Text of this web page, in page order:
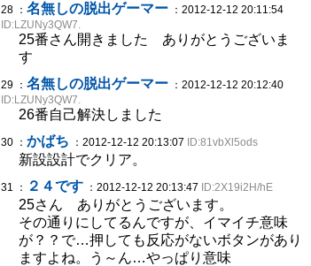
28 ： 名無しの脱出ゲーマー ：2012-12-12 20:11:54
ID:LZUNy3QW7.
25番さん開きました ありがとうございま
す
29 ： 名無しの脱出ゲーマー ：2012-12-12 20:12:40
ID:LZUNy3QW7.
26番自己解決しました
30 ： かばち ：2012-12-12 20:13:07 ID:81vbXl5ods
新設設計でクリア。
31 ： ２４です ：2012-12-12 20:13:47 ID:2X19i2H/hE
25さん ありがとうございます。
その通りにしてるんですが、イマイチ意味
が？？で…押しても反応がないボタンがあり
ますよね。う～ん…やっぱり意味